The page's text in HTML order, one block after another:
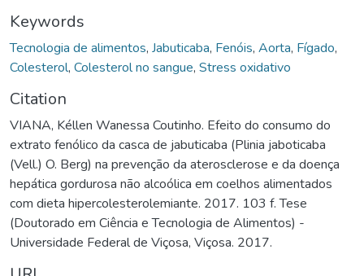
Keywords
Tecnologia de alimentos, Jabuticaba, Fenóis, Aorta, Fígado,
Colesterol, Colesterol no sangue, Stress oxidativo
Citation
VIANA, Kéllen Wanessa Coutinho. Efeito do consumo do
extrato fenólico da casca de jabuticaba (Plinia jaboticaba
(Vell.) O. Berg) na prevenção da aterosclerose e da doença
hepática gordurosa não alcoólica em coelhos alimentados
com dieta hipercolesterolemiante. 2017. 103 f. Tese
(Doutorado em Ciência e Tecnologia de Alimentos) -
Universidade Federal de Viçosa, Viçosa. 2017.